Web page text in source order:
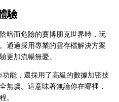
驗
暗而危險的賽博朋克世界時，玩
通過採用專業的雲存檔解決方案
更加流暢無憂。
能，還採用了高級的數據加密技
無虞。這意味著無論你在哪裡，
。